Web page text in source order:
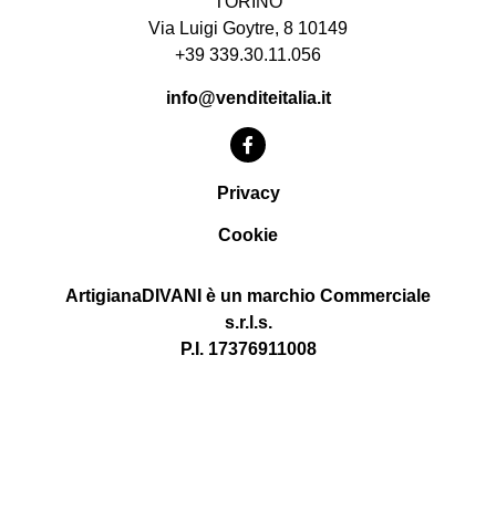
Via Luigi Goytre, 8 10149
+39 339.30.11.056
info@venditeitalia.it
Privacy
Cookie
ArtigianaDIVANI è un marchio Commerciale
s.r.l.s.
P.I. 17376911008